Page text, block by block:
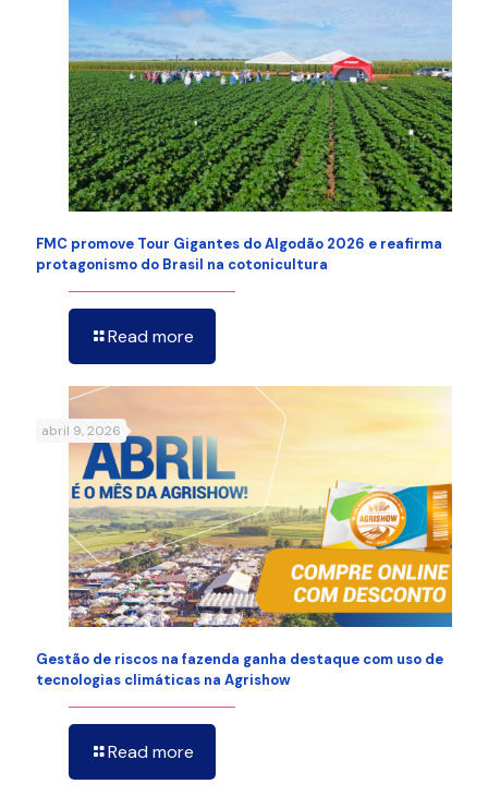
FMC promove Tour Gigantes do Algodão 2026 e reafirma
protagonismo do Brasil na cotonicultura
Read more
abril 9, 2026
Gestão de riscos na fazenda ganha destaque com uso de
tecnologias climáticas na Agrishow
Read more